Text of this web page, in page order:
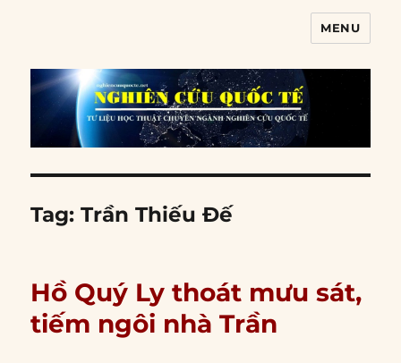
MENU
Tag:Trần Thiếu Đế
Hồ Quý Ly thoát mưu sát,
tiếm ngôi nhà Trần